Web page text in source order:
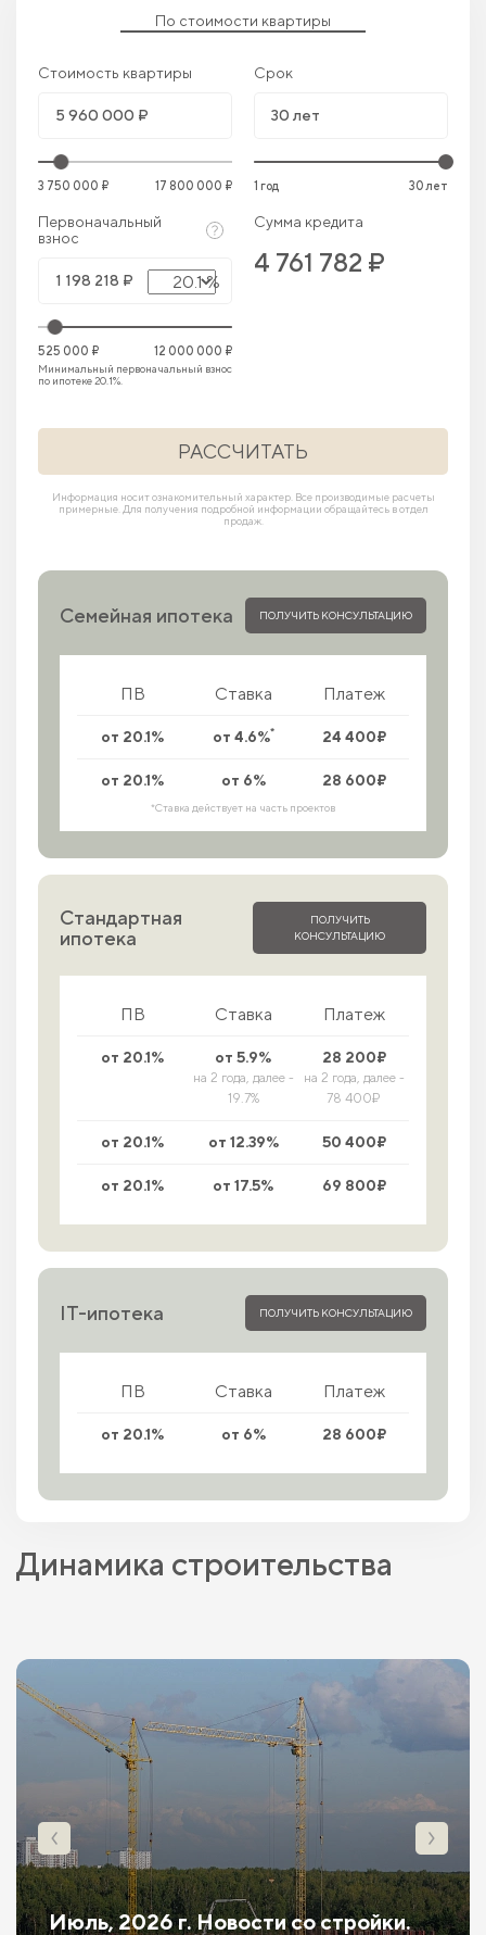
По стоимости квартиры
Стоимость квартиры
3 750 000 ₽ 17 800 000 ₽
Срок
1 год 30 лет
Первоначальный
взнос
20.1 %
525 000 ₽
12 000 000 ₽
Минимальный первоначальный взнос
по ипотеке 20.1%.
Сумма кредита
4 761 782 ₽
РАССЧИТАТЬ
Информация носит ознакомительный характер. Все производимые расчеты
примерные. Для получения подробной информации обращайтесь в отдел
продаж.
Семейная ипотека ПОЛУЧИТЬ КОНСУЛЬТАЦИЮ
ПВ Ставка Платеж
от 20.1% от 4.6%* 24 400₽
от 20.1% от 6% 28 600₽
*Ставка действует на часть проектов
Стандартная
ипотека
ПОЛУЧИТЬ
КОНСУЛЬТАЦИЮ
ПВ Ставка Платеж
от 20.1% от 5.9%
на 2 года, далее -
19.7%
28 200₽
на 2 года, далее -
78 400₽
от 20.1% от 12.39% 50 400₽
от 20.1% от 17.5% 69 800₽
IT-ипотека ПОЛУЧИТЬ КОНСУЛЬТАЦИЮ
ПВ Ставка Платеж
от 20.1% от 6% 28 600₽
Динамика строительства
Июль, 2026 г. Новости со стройки.